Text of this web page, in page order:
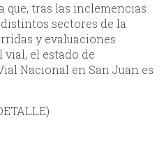
tras las inclemencias
sectores de la
y evaluaciones
el estado de
Nacional en San Juan es